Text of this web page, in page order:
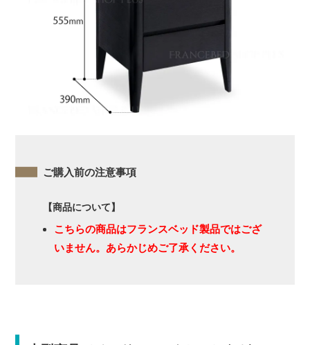
ご購入前の注意事項
【商品について】
こちらの商品はフランスベッド製品ではござ
いません。あらかじめご了承ください。